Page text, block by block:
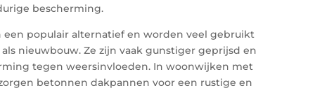
bescherming.
een populair alternatief en worden veel gebruikt
nieuwbouw. Ze zijn vaak gunstiger geprijsd en
tegen weersinvloeden. In woonwijken met
betonnen dakpannen voor een rustige en